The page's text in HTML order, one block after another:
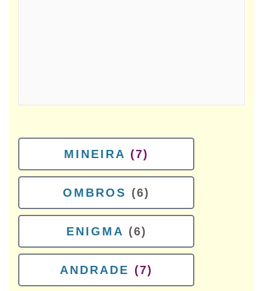
MINEIRA (7)
OMBROS (6)
ENIGMA (6)
ANDRADE (7)